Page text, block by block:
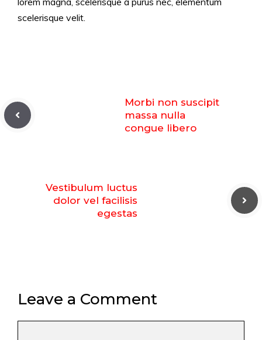
scelerisque velit.
Morbi non suscipit
massa nulla
congue libero
Vestibulum luctus
dolor vel facilisis
egestas
Leave a Comment